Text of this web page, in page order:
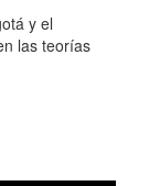
y el
las teorías